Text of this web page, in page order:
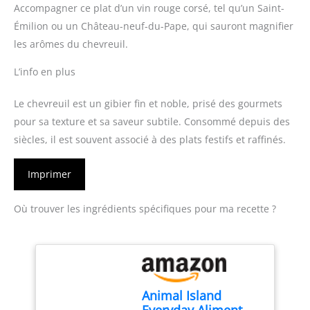
Accompagner ce plat d’un vin rouge corsé, tel qu’un Saint-
Émilion ou un Château-neuf-du-Pape, qui sauront magnifier
les arômes du chevreuil.
L’info en plus
Le chevreuil est un gibier fin et noble, prisé des gourmets
pour sa texture et sa saveur subtile. Consommé depuis des
siècles, il est souvent associé à des plats festifs et raffinés.
Imprimer
Où trouver les ingrédients spécifiques pour ma recette ?
Animal Island